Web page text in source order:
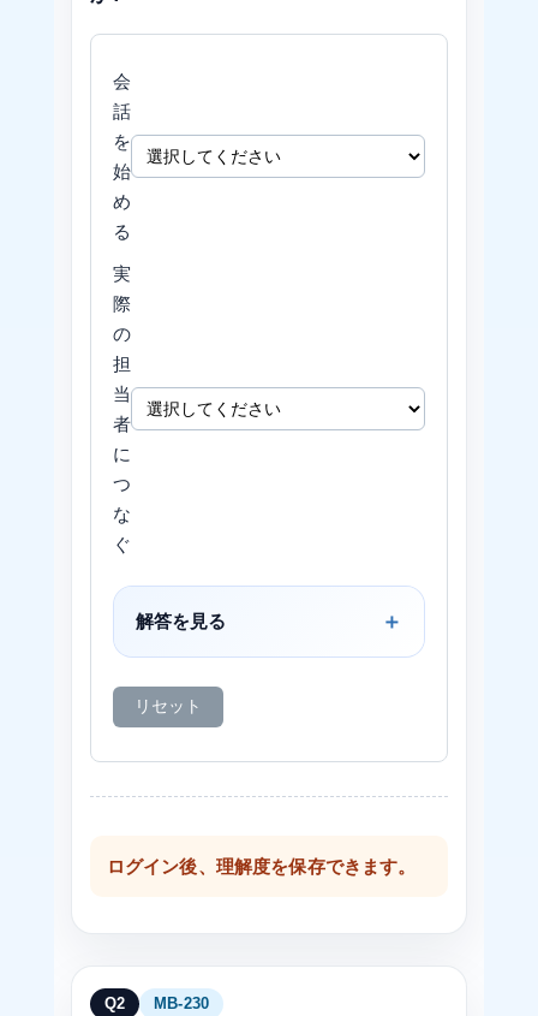
会
話
を
始
め
る
実
際
の
担
当
者
に
つ
な
ぐ
解答を見る
リセット
ログイン後、理解度を保存できます。
Q2 MB-230